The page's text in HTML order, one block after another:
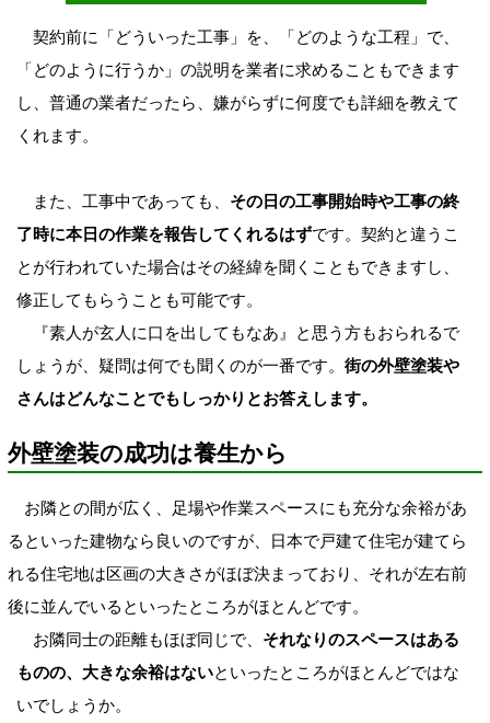
契約前に「どういった工事」を、「どのような工程」で、
「どのように行うか」の説明を業者に求めることもできます
し、普通の業者だったら、嫌がらずに何度でも詳細を教えて
くれます。
また、工事中であっても、 その日の工事開始時や工事の終
了時に本日の作業を報告してくれるはずです。契約と違うこ
とが行われていた場合はその経緯を聞くこともできますし、
修正してもらうことも可能です。
『素人が玄人に口を出してもなあ』と思う方もおられるで
しょうが、疑問は何でも聞くのが一番です。 街の外壁塗装や
さんはどんなことでもしっかりとお答えします。
外壁塗装の成功は養生から
お隣との間が広く、足場や作業スペースにも充分な余裕があ
るといった建物なら良いのですが、日本で戸建て住宅が建てら
れる住宅地は区画の大きさがほぼ決まっており、それが左右前
後に並んでいるといったところがほとんどです。
お隣同士の距離もほぼ同じで、 それなりのスペースはある
ものの、大きな余裕はないといったところがほとんどではな
いでしょうか。